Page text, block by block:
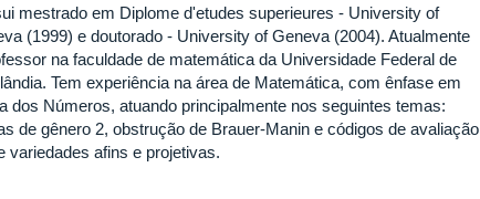
mestrado em Diplome d'etudes superieures - University of
(1999) e doutorado - University of Geneva (2004). Atualmente
na faculdade de matemática da Universidade Federal de
Tem experiência na área de Matemática, com ênfase em
dos Números, atuando principalmente nos seguintes temas:
de gênero 2, obstrução de Brauer-Manin e códigos de avaliação
variedades afins e projetivas.